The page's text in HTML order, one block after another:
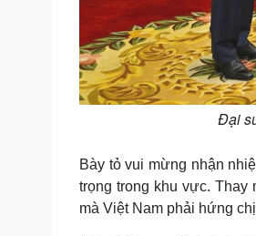
Đại
Bày tỏ vui mừng nhận
trọng trong khu vực.
mà Việt Nam phải hứng